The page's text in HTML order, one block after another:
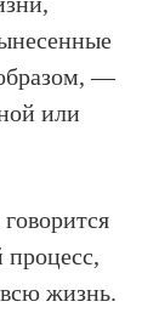
—
или
жизнь.